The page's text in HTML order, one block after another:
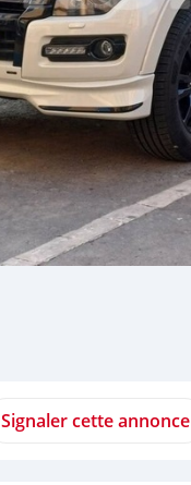
Signaler cette annonce